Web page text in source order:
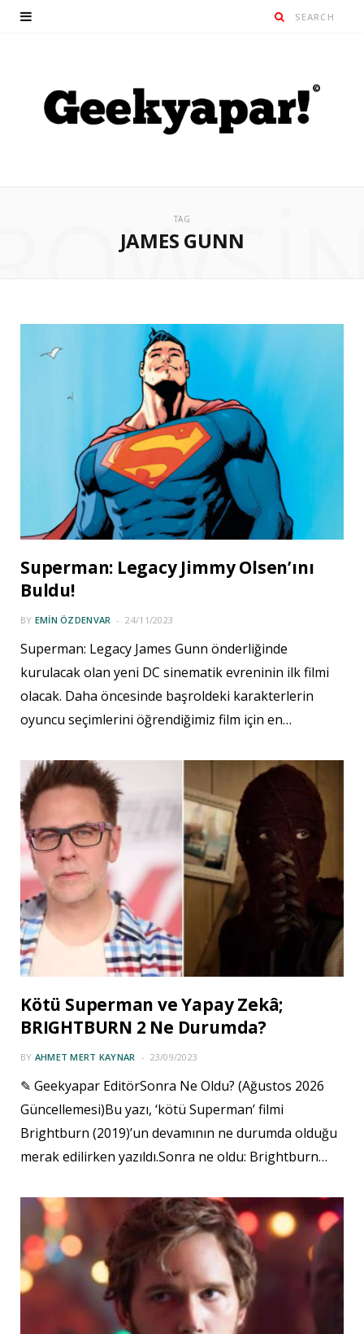
TAG
JAMES GUNN
Superman: Legacy Jimmy Olsen’ını
Buldu!
BY EMIN ÖZDENVAR 24/11/2023
Superman: Legacy James Gunn önderliğinde
kurulacak olan yeni DC sinematik evreninin ilk filmi
olacak. Daha öncesinde başroldeki karakterlerin
oyuncu seçimlerini öğrendiğimiz film için en…
Kötü Superman ve Yapay Zekâ;
BRIGHTBURN 2 Ne Durumda?
BY AHMET MERT KAYNAR 23/09/2023
✎ Geekyapar EditörSonra Ne Oldu? (Ağustos 2026
Güncellemesi)Bu yazı, ‘kötü Superman’ filmi
Brightburn (2019)’un devamının ne durumda olduğu
merak edilirken yazıldı.Sonra ne oldu: Brightburn…